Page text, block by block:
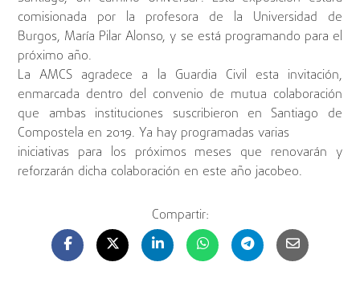
comisionada por la profesora de la Universidad de
Burgos, María Pilar Alonso, y se está programando para el
próximo año.
La AMCS agradece a la Guardia Civil esta invitación,
enmarcada dentro del convenio de mutua colaboración
que ambas instituciones suscribieron en Santiago de
Compostela en 2019. Ya hay programadas varias
iniciativas para los próximos meses que renovarán y
reforzarán dicha colaboración en este año jacobeo.
Compartir: